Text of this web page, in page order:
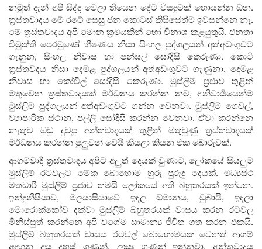
නමුත් දැන් අපි සිද්ද වෙලා තියෙන දේට විසඳුමක් හොයන්න ඕන.
ත්‍රස්තවාදය මේ රටේ සෙසු ජන කොටස් කිසිසේත්ම ඉවසන්නෙ නෑ.
මේ ත්‍රස්තවාදය අපි මොන ක්‍රමයකින් හෝ විනාශ කළයුතුයි. ජනතා
විමුක්ති පෙරමුණේ භීෂණය නිසා සිංහල පුද්ගලයන් අත්අඩංගුවට
ගැනුන, සිංහල නිවාස හා පන්සල් සෝදිසි කෙරුණා. කොටි
ත්‍රස්තවදය නිසා දෙමළ පුද්ගලයන් අත්අඩංගුවට ගැණුනා. දෙමළ
නිවාස හා කෝවිල් සෝදිසි කෙරුණා. මුස්ලිම් ප්‍රජාව තුළින්
මතුවෙන ත්‍රස්තවාදයක් මර්ධනය කරන්න නම්, අනිවාර්‍යයෙන්ම
මුස්ලිම් පුද්ගලයන් අත්අඩංගුවට ගන්න වෙනවා. මුස්ලිම් ගෙවල්,
ව්‍යාපාරික ස්ථාන, පල්ලි සෝදිසි කරන්න වෙනවා. ඒවා කරන්නෙ
නැතුව ඔඩු දුවපු අන්තවාදයක් තුළින් මතුවුණු ත්‍රස්තවාදයක්
මර්ධනය කරන්න පුලුවන් වෙයි කියලා කියන එක බොරුවක්.
ආගම්වාදී ත්‍රස්තවාදය අපිට අලුත් දෙයක් වුණාට, ලෝකයේ සියලුම
මුස්ලිම් රටවලට මේක බොහොම හුරු පුරුදු දෙයක්. මධ්‍යස්ථ
මතධාරී මුස්ලිම් ප්‍රජාව තමයි ලෝකයේ අති බහුතරයක් ඉන්නෙ.
ඉන්දුනීසියාව, මලයාසියාවේ ඉඳල ඕමානය, ඩුබායි, ඉඳලා
මොරොක්කෝව දක්වා මුස්ලිම් බහුතරයක් වාසය කරන රටවල
මිනිස්සුත් කරන්නෙ අපි වගේම සාමාන්‍ය ජීවිත ගත කරන එකයි.
මුස්ලිම් බහුතරයක් වාසය රටවල් බොහොමයක වෙනත් ආගම්
අදහන අය දහස් ගණන්, ලක්‍ෂ ගණන් ඉන්නවා. අන්තවාදය